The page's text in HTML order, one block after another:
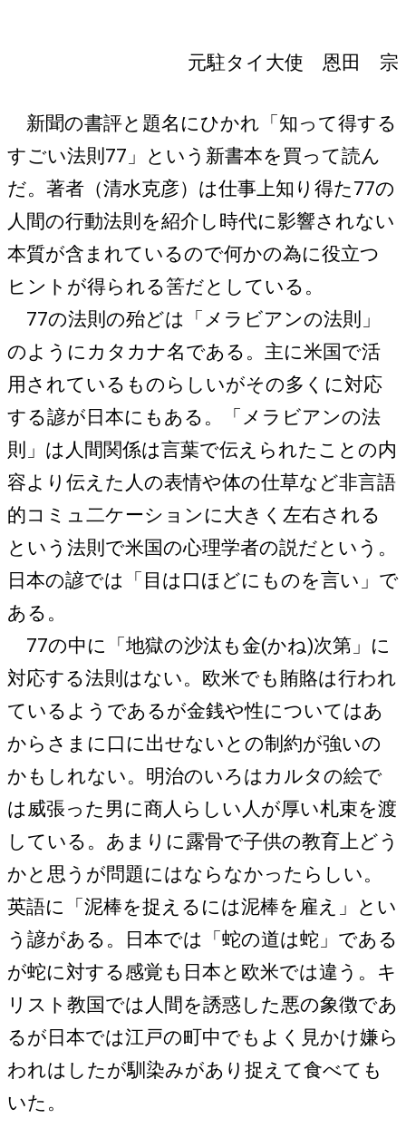
元駐タイ大使 恩田 宗
新聞の書評と題名にひかれ「知って得する
すごい法則77」という新書本を買って読ん
だ。著者（清水克彦）は仕事上知り得た77の
人間の行動法則を紹介し時代に影響されない
本質が含まれているので何かの為に役立つ
ヒントが得られる筈だとしている。
77の法則の殆どは「メラビアンの法則」
のようにカタカナ名である。主に米国で活
用されているものらしいがその多くに対応
する諺が日本にもある。「メラビアンの法
則」は人間関係は言葉で伝えられたことの内
容より伝えた人の表情や体の仕草など非言語
的コミュ二ケーションに大きく左右される
という法則で米国の心理学者の説だという。
日本の諺では「目は口ほどにものを言い」で
ある。
77の中に「地獄の沙汰も金(かね)次第」に
対応する法則はない。欧米でも賄賂は行われ
ているようであるが金銭や性についてはあ
からさまに口に出せないとの制約が強いの
かもしれない。明治のいろはカルタの絵で
は威張った男に商人らしい人が厚い札束を渡
している。あまりに露骨で子供の教育上どう
かと思うが問題にはならなかったらしい。
英語に「泥棒を捉えるには泥棒を雇え」とい
う諺がある。日本では「蛇の道は蛇」である
が蛇に対する感覚も日本と欧米では違う。キ
リスト教国では人間を誘惑した悪の象徴であ
るが日本では江戸の町中でもよく見かけ嫌ら
われはしたが馴染みがあり捉えて食べても
いた。